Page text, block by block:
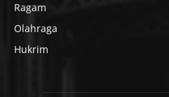
Ragam
Olahraga
Hukrim